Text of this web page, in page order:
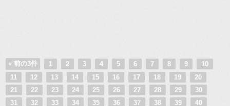
« 前の3件 1 2 3 4 5 6 7 8 9
10
11
12 13 14 15 16 17 18 19
20
21
22 23 24 25 26 27 28 29
30
31
32 33 34 35 36 37 38 39
40